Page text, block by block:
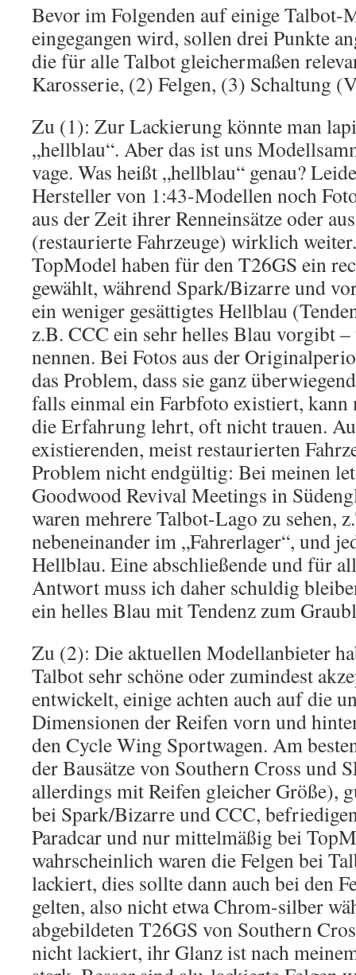
Bevor im Folgenden auf einige Talbot-
eingegangen wird, sollen drei Punkte
die für alle Talbot gleichermaßen
Karosserie, (2) Felgen, (3) Schaltung
Zu (1): Zur Lackierung könnte man
„hellblau“. Aber das ist uns
vage. Was heißt „hellblau“ genau?
Hersteller von 1:43-Modellen noch
aus der Zeit ihrer Renneinsätze oder
(restaurierte Fahrzeuge) wirklich
TopModel haben für den T26GS ein
gewählt, während Spark/Bizarre und
ein weniger gesättigtes Hellblau
z.B. CCC ein sehr helles Blau vorgibt
nennen. Bei Fotos aus der
das Problem, dass sie ganz
falls einmal ein Farbfoto existiert, kann
die Erfahrung lehrt, oft nicht trauen.
existierenden, meist restaurierten
Problem nicht endgültig: Bei meinen
Goodwood Revival Meetings in
waren mehrere Talbot-Lago zu sehen,
nebeneinander im „Fahrerlager“, und
Hellblau. Eine abschließende und für
Antwort muss ich daher schuldig
ein helles Blau mit Tendenz zum
Zu (2): Die aktuellen Modellanbieter
Talbot sehr schöne oder zumindest
entwickelt, einige achten auch auf die
Dimensionen der Reifen vorn und
den Cycle Wing Sportwagen. Am
der Bausätze von Southern Cross und
allerdings mit Reifen gleicher Größe),
bei Spark/Bizarre und CCC,
Paradcar und nur mittelmäßig bei
wahrscheinlich waren die Felgen bei
lackiert, dies sollte dann auch bei den
gelten, also nicht etwa Chrom-silber
abgebildeten T26GS von Southern
nicht lackiert, ihr Glanz ist nach